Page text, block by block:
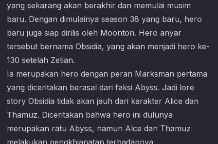
yang sekarang akan berakhir dan memulai musim
baru. Dengan dimulainya season 38 yang baru, hero
baru juga siap dirilis oleh Moonton. Hero anyar
tersebut bernama Obsidia, yang akan menjadi hero ke-
130 setelah Zetian.
Ia merupakan hero dengan peran Marksman pertama
yang diceritakan berasal dari faksi Abyss. Jadi lore
story Obsidia tidak akan jauh dari karakter Alice dan
Thamuz. Diceritakan bahwa hero ini dulunya
merupakan ratu Abyss, namun Alce dan Thamuz
melakukan pengkhianatan terhadapnya.